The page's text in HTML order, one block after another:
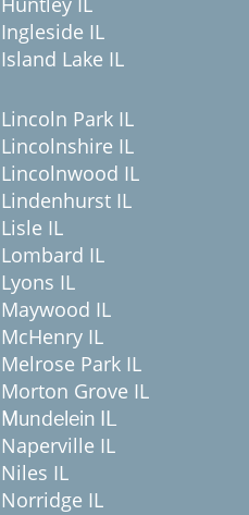
Ingleside IL
Island Lake IL
Lincoln Park IL
Lincolnshire IL
Lincolnwood IL
Lindenhurst IL
Lisle IL
Lombard IL
Lyons IL
Maywood IL
McHenry IL
Melrose Park IL
Morton Grove IL
Mundelein IL
Naperville IL
Niles IL
Norridge IL